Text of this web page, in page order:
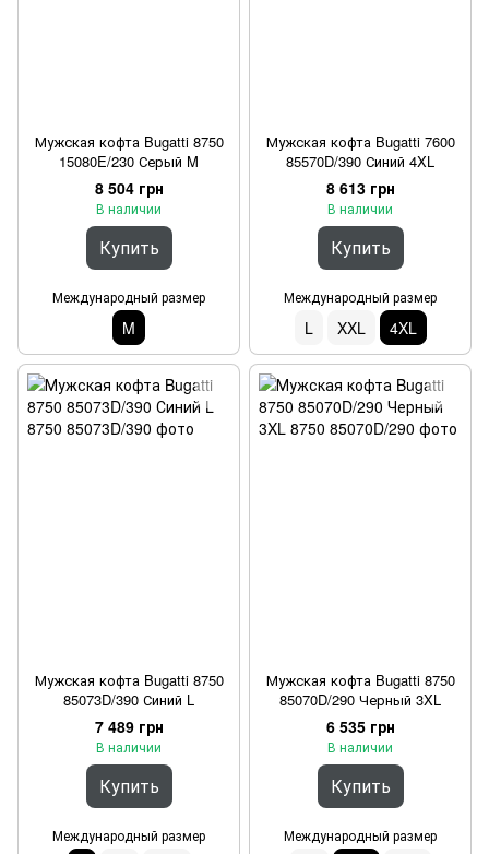
Мужская кофта Bugatti 8750
15080E/230 Серый M
8 504 грн
В наличии
Купить
Международный размер
M
Мужская кофта Bugatti 7600
85570D/390 Синий 4XL
8 613 грн
В наличии
Купить
Международный размер
L XXL 4XL
Мужская кофта Bugatti 8750
85073D/390 Синий L
7 489 грн
В наличии
Купить
Международный размер
Мужская кофта Bugatti 8750
85070D/290 Черный 3XL
6 535 грн
В наличии
Купить
Международный размер